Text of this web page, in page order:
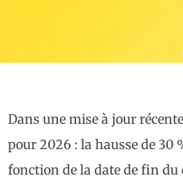
Dans une mise à jour
pour 2026 : la hausse de
fonction de la date de fin